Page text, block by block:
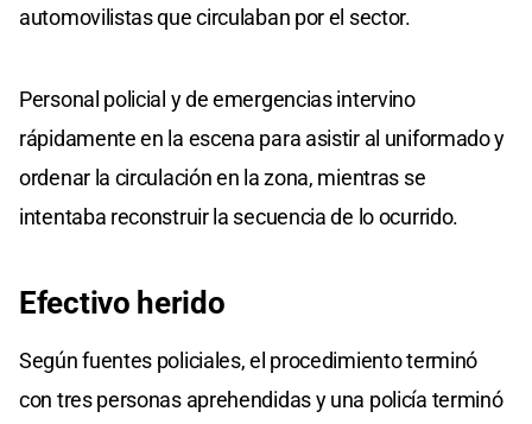
automovilistas que circulaban por el sector.
Personal policial y de emergencias intervino
rápidamente en la escena para asistir al uniformado y
ordenar la circulación en la zona, mientras se
intentaba reconstruir la secuencia de lo ocurrido.
Efectivo herido
Según fuentes policiales, el procedimiento terminó
con tres personas aprehendidas y una policía terminó